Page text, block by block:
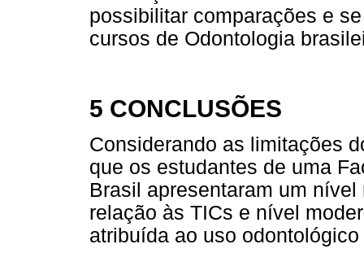
possibilitar comparações e
cursos de Odontologia
5 CONCLUSÕES
Considerando as limitações
que os estudantes de uma
Brasil apresentaram um
relação às TICs e nível
atribuída ao uso